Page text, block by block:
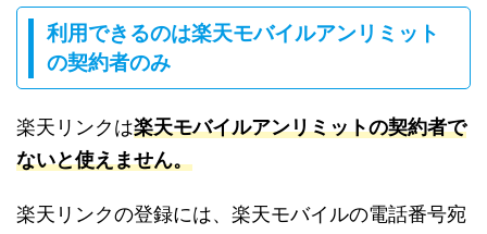
利用できるのは楽天モバイルアンリミット
の契約者のみ
楽天リンクは楽天モバイルアンリミットの契約者で
ないと使えません。
楽天リンクの登録には、楽天モバイルの電話番号宛